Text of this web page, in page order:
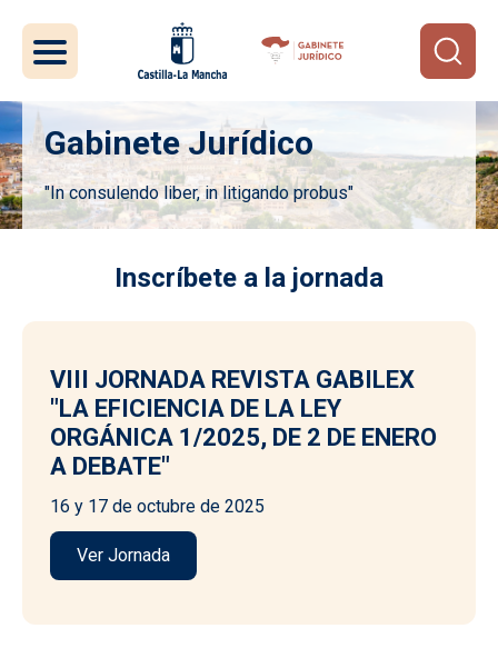
Gabinete Jurídico
"In consulendo liber, in litigando probus"
Imagen
Inscríbete a la jornada
VIII JORNADA REVISTA GABILEX
"LA EFICIENCIA DE LA LEY
ORGÁNICA 1/2025, DE 2 DE ENERO
A DEBATE"
16 y 17 de octubre de 2025
Ver Jornada